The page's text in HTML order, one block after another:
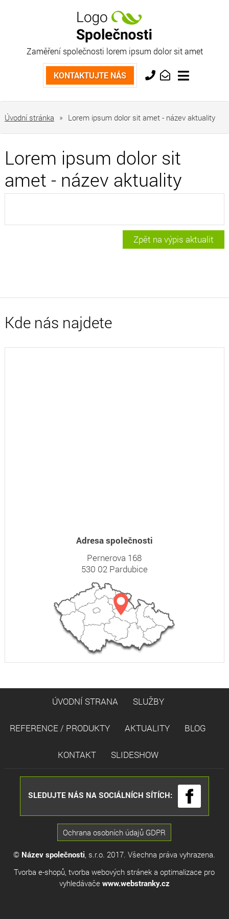
Zaměření společnosti lorem ipsum dolor sit amet
Kontaktujte nás
KONTAKTUJTE NÁS
554
Úvodní stránka » Lorem ipsum dolor sit amet - název aktuality
Lorem ipsum dolor sit
amet - název aktuality
Zpět na výpis aktualit
Kde nás najdete
Adresa společnosti
Pernerova 168
530 02 Pardubice
ÚVODNÍ STRANA SLUŽBY
REFERENCE / PRODUKTY AKTUALITY BLOG
KONTAKT SLIDESHOW
Ochrana osobních údajů GDPR
© Název společnosti, s.r.o. 2017. Všechna práva vyhrazena.
Tvorba e-shopů,tvorba webových stránek aoptimalizace pro
vyhledávače www.webstranky.cz
SLEDUJTE NÁS NA SOCIÁLNÍCH SÍTÍCH: